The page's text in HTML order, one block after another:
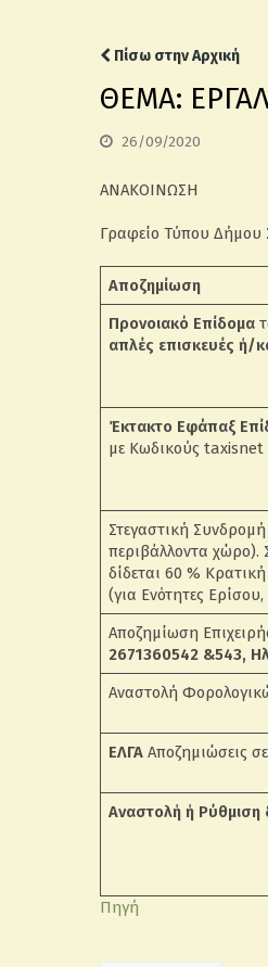
Πίσω στην Αρχική
ΘΕΜΑ:
26/09/2020
ΑΝΑΚΟΙΝΩΣΗ
Γραφείο Τύπου Δήμου
Αποζημίωση
Προνοιακό Επίδομα
απλές επισκευές ή/
Έκτακτο Εφάπαξ
με Κωδικούς taxisnet
Στεγαστική
περιβάλλοντα χώρο).
δίδεται 60 %
(για Ενότητες
Αποζημίωση
2671360542 &543,
Αναστολή
ΕΛΓΑ Αποζημιώσεις
Αναστολή ή
Πηγή